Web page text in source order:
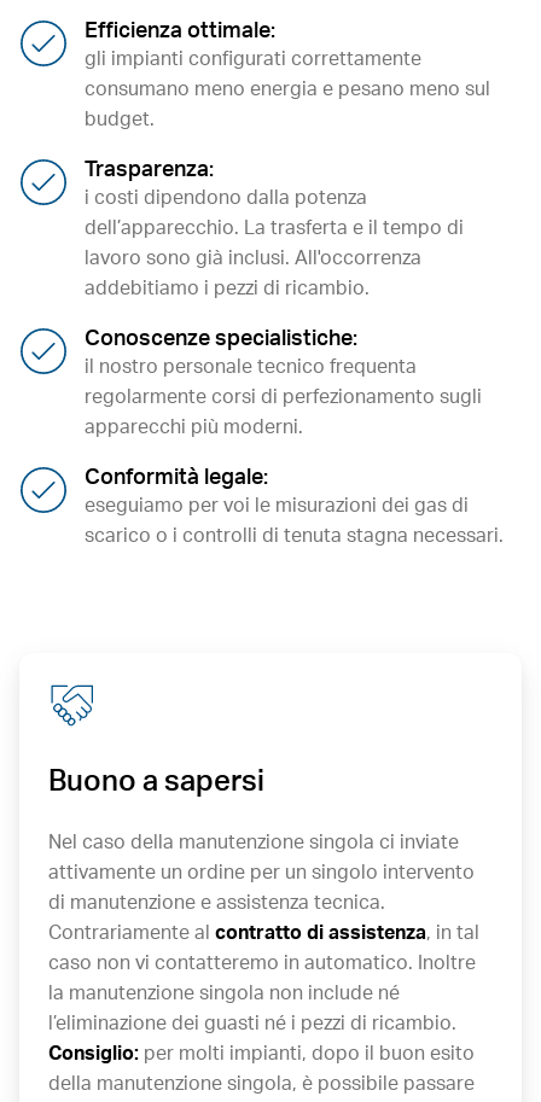
Efficienza ottimale:
gli impianti configurati correttamente
consumano meno energia e pesano meno sul
budget.
Trasparenza:
i costi dipendono dalla potenza
dell’apparecchio. La trasferta e il tempo di
lavoro sono già inclusi. All'occorrenza
addebitiamo i pezzi di ricambio.
Conoscenze specialistiche:
il nostro personale tecnico frequenta
regolarmente corsi di perfezionamento sugli
apparecchi più moderni.
Conformità legale:
eseguiamo per voi le misurazioni dei gas di
scarico o i controlli di tenuta stagna necessari.
Buono a sapersi
Nel caso della manutenzione singola ci inviate
attivamente un ordine per un singolo intervento
di manutenzione e assistenza tecnica.
Contrariamente al contratto di assistenza, in tal
caso non vi contatteremo in automatico. Inoltre
la manutenzione singola non include né
l’eliminazione dei guasti né i pezzi di ricambio.
Consiglio: per molti impianti, dopo il buon esito
della manutenzione singola, è possibile passare